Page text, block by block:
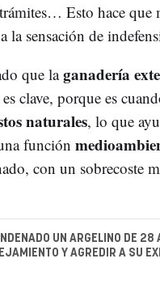
Esto hace
la sensación de
que laganadería
clave, porque es
naturales, lo que
función
con un sobrecoste
UN ARGELINO DE 28
Y AGREDIR A SU